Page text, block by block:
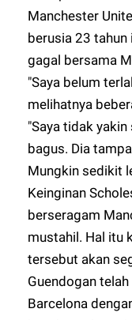
Manchester
berusia 23 tahun
gagal bersama
"Saya belum
melihatnya
"Saya tidak
bagus. Dia
Mungkin sedikit
Keinginan
berseragam
mustahil. Hal itu
tersebut akan
Guendogan
Barcelona